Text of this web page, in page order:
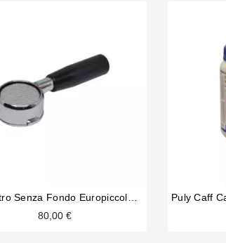
Portafiltro Senza Fondo Europiccola Pre-Millennio
80,00 €